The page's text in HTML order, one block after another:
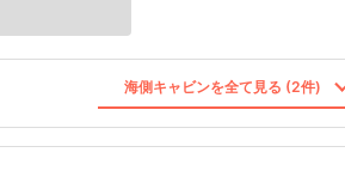
海側キャビンを全て見る (2件)